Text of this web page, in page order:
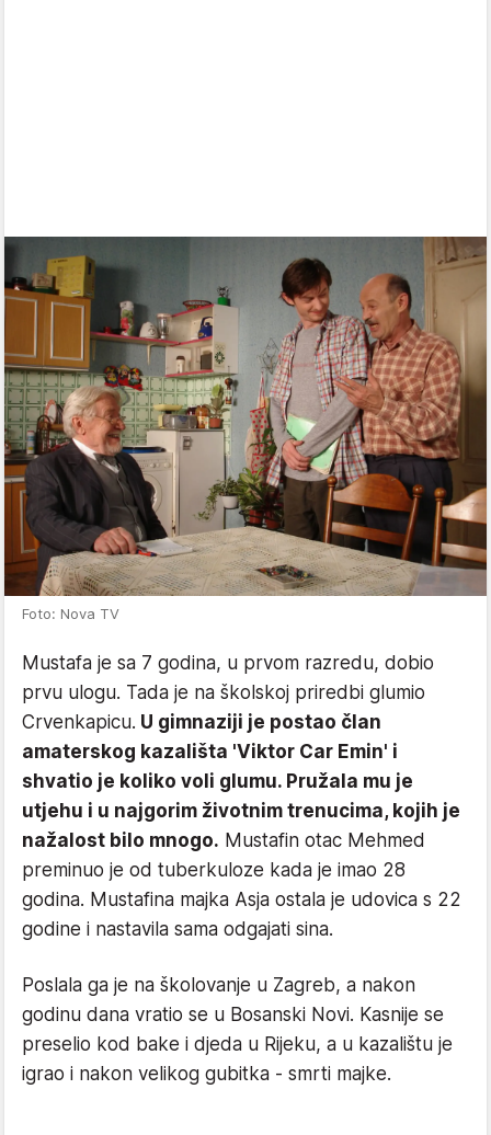
Foto: Nova TV
Mustafa je sa 7 godina, u prvom razredu, dobio
prvu ulogu. Tada je na školskoj priredbi glumio
Crvenkapicu. U gimnaziji je postao član
amaterskog kazališta 'Viktor Car Emin' i
shvatio je koliko voli glumu. Pružala mu je
utjehu i u najgorim životnim trenucima, kojih je
nažalost bilo mnogo. Mustafin otac Mehmed
preminuo je od tuberkuloze kada je imao 28
godina. Mustafina majka Asja ostala je udovica s 22
godine i nastavila sama odgajati sina.
Poslala ga je na školovanje u Zagreb, a nakon
godinu dana vratio se u Bosanski Novi. Kasnije se
preselio kod bake i djeda u Rijeku, a u kazalištu je
igrao i nakon velikog gubitka - smrti majke.